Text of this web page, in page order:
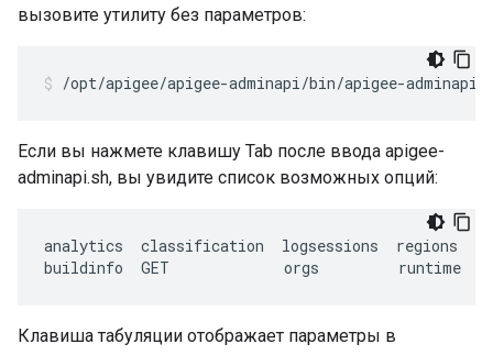
вызовите утилиту без параметров:
/opt/apigee/apigee-adminapi/bin/apigee-
Если вы нажмете клавишу Tab после ввода apigee-
adminapi.sh, вы увидите список возможных опций:
analytics classification logsessions regions
buildinfo
GET orgs runtime
Клавиша табуляции отображает параметры в